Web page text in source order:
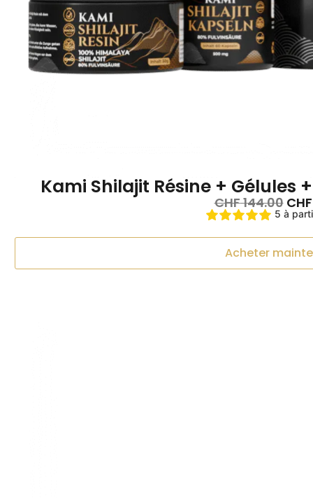
Kami Shilajit Résine + Gélules
CHF144.00 CHF
5 à
Acheter